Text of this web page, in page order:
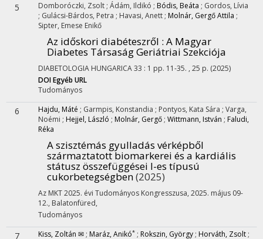
5 Domboróczki, Zsolt ; Ádám, Ildikó ; Bódis, Beáta ; Gordos, Lívia
; Gulácsi-Bárdos, Petra ; Havasi, Anett ; Molnár, Gergő Attila ;
Sipter, Emese Enikő
Az időskori diabéteszről : A Magyar
Diabetes Társaság Geriátriai Szekciója
DIABETOLOGIA HUNGARICA33 : 1 pp. 11-35. , 25 p. (2025)
DOIEgyéb URL
Tudományos
6 Hajdu, Máté ; Garmpis, Konstandia ; Pontyos, Kata Sára ; Varga,
Noémi ; Hejjel, László ; Molnár, Gergő ; Wittmann, István ; Faludi,
Réka
A szisztémás gyulladás vérképből
származtatott biomarkerei és a kardiális
státusz összefüggései I-es típusú
cukorbetegségben(2025)
Az MKT 2025. évi Tudományos Kongresszusa, 2025. május 09-
12., Balatonfüred,
Tudományos
7 Kiss, Zoltán ✉ ; Maráz, Anikó* ; Rokszin, György ; Horváth, Zsolt ;